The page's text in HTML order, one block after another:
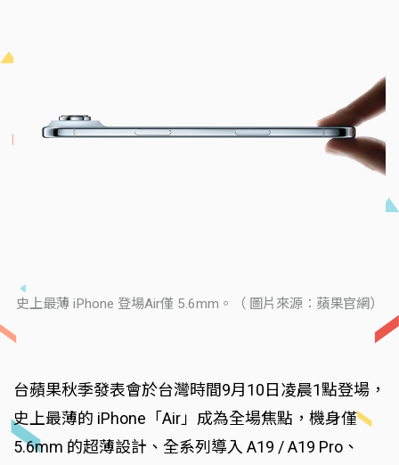
史上最薄 iPhone 登場Air僅 5.6mm。（ 圖片來源：蘋果官網）
台蘋果秋季發表會於台灣時間9月10日凌晨1點登場，
史上最薄的 iPhone「Air」成為全場焦點，機身僅
5.6mm 的超薄設計、全系列導入 A19 / A19 Pro、